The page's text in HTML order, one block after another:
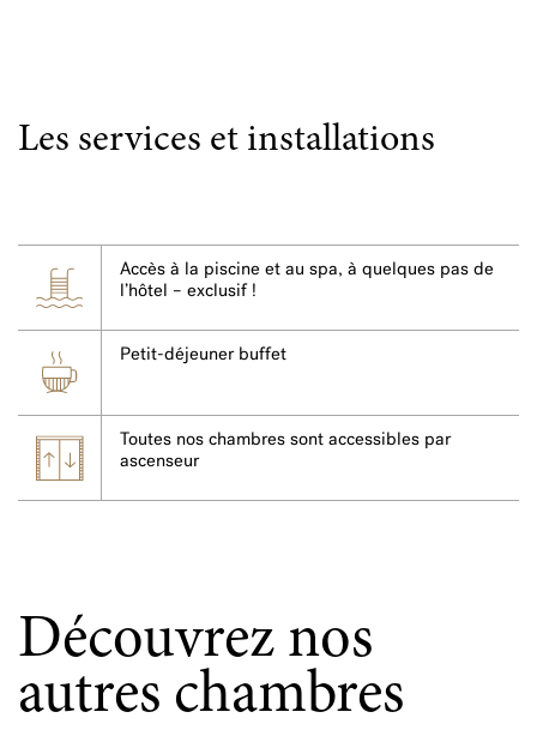
Les services et installations
Accès à la piscine et au spa, à quelques pas de
l’hôtel – exclusif !
Petit-déjeuner buffet
Toutes nos chambres sont accessibles par
ascenseur
Découvrez nos
autres chambres